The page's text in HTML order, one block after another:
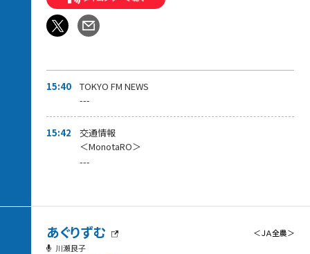
15:40
TOKYO FM NEWS
---
15:42
交通情報
＜MonotaRO＞
---
あぐりずむ
＜ＪＡ全農＞
川瀬良子